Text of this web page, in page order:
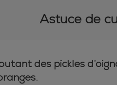
Astuce de
des pickles